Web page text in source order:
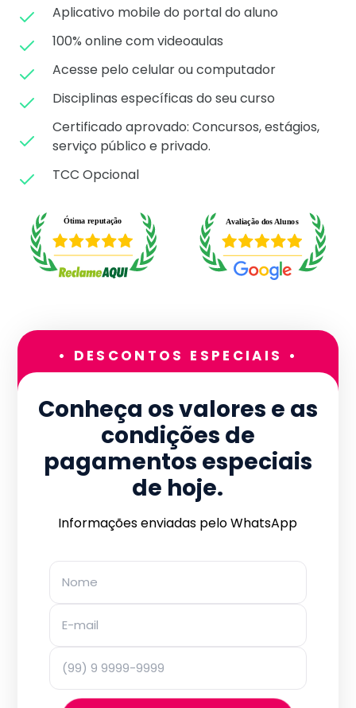
Aplicativo mobile do portal do aluno
100% online com videoaulas
Acesse pelo celular ou computador
Disciplinas específicas do seu curso
Certificado aprovado: Concursos, estágios,
serviço público e privado.
TCC Opcional
• DESCONTOS ESPECIAIS •
Conheça os valores e as
condições de
pagamentos especiais
de hoje.
Informações enviadas pelo WhatsApp